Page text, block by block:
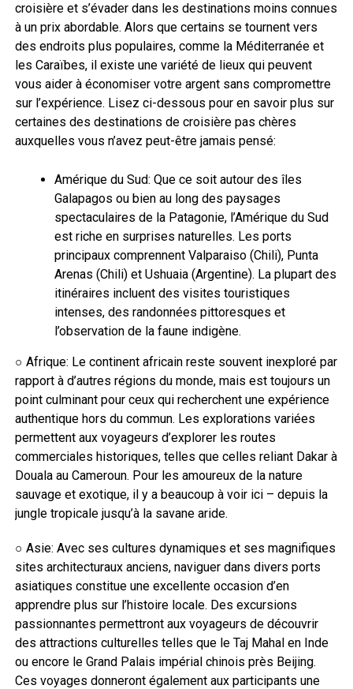
croisière et s’évader dans les destinations moins connues
à un prix abordable. Alors que certains se tournent vers
des endroits plus populaires, comme la Méditerranée et
les Caraïbes, il existe une variété de lieux qui peuvent
vous aider à économiser votre argent sans compromettre
sur l’expérience. Lisez ci-dessous pour en savoir plus sur
certaines des destinations de croisière pas chères
auxquelles vous n’avez peut-être jamais pensé:
Amérique du Sud: Que ce soit autour des îles
Galapagos ou bien au long des paysages
spectaculaires de la Patagonie, l’Amérique du Sud
est riche en surprises naturelles. Les ports
principaux comprennent Valparaiso (Chili), Punta
Arenas (Chili) et Ushuaia (Argentine). La plupart des
itinéraires incluent des visites touristiques
intenses, des randonnées pittoresques et
l’observation de la faune indigène.
○ Afrique: Le continent africain reste souvent inexploré par
rapport à d’autres régions du monde, mais est toujours un
point culminant pour ceux qui recherchent une expérience
authentique hors du commun. Les explorations variées
permettent aux voyageurs d’explorer les routes
commerciales historiques, telles que celles reliant Dakar à
Douala au Cameroun. Pour les amoureux de la nature
sauvage et exotique, il y a beaucoup à voir ici – depuis la
jungle tropicale jusqu’à la savane aride.
○ Asie: Avec ses cultures dynamiques et ses magnifiques
sites architecturaux anciens, naviguer dans divers ports
asiatiques constitue une excellente occasion d’en
apprendre plus sur l’histoire locale. Des excursions
passionnantes permettront aux voyageurs de découvrir
des attractions culturelles telles que le Taj Mahal en Inde
ou encore le Grand Palais impérial chinois près Beijing.
Ces voyages donneront également aux participants une